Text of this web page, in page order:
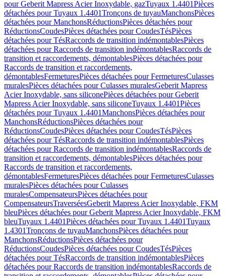
pour Geberit Mapress Acier Inoxydable, gazTuyaux 1.4401Pièces
détachées pour Tuyaux 1.4401Tronçons de tuyauManchonsPièces
détachées pour ManchonsRéductionsPièces détachées pour
RéductionsCoudesPièces détachées pour CoudesTésPièces
détachées pour TésRaccords de transition indémontablesPièces
détachées pour Raccords de transition indémontablesRaccords de
transition et raccordements, démontablesPièces détachées pour
Raccords de transition et raccordements,
démontablesFermeturesPièces détachées pour FermeturesCulasses
muralesPièces détachées pour Culasses muralesGeberit Mapress
Acier Inoxydable, sans siliconePièces détachées pour Geberit
Mapress Acier Inoxydable, sans siliconeTuyaux 1.4401Pièces
détachées pour Tuyaux 1.4401ManchonsPièces détachées pour
ManchonsRéductionsPièces détachées pour
RéductionsCoudesPièces détachées pour CoudesTésPièces
détachées pour TésRaccords de transition indémontablesPièces
détachées pour Raccords de transition indémontablesRaccords de
transition et raccordements, démontablesPièces détachées pour
Raccords de transition et raccordements,
démontablesFermeturesPièces détachées pour FermeturesCulasses
muralesPièces détachées pour Culasses
muralesCompensateursPièces détachées pour
CompensateursTraverséesGeberit Mapress Acier Inoxydable, FKM
bleuPièces détachées pour Geberit Mapress Acier Inoxydable, FKM
bleuTuyaux 1.4401Pièces détachées pour Tuyaux 1.4401Tuyaux
1.4301Tronçons de tuyauManchonsPièces détachées pour
ManchonsRéductionsPièces détachées pour
RéductionsCoudesPièces détachées pour CoudesTésPièces
détachées pour TésRaccords de transition indémontablesPièces
détachées pour Raccords de transition indémontablesRaccords de